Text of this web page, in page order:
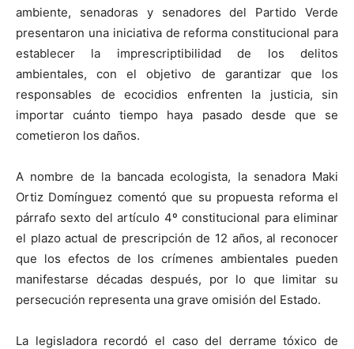
ambiente, senadoras y senadores del Partido Verde
presentaron una iniciativa de reforma constitucional para
establecer la imprescriptibilidad de los delitos
ambientales, con el objetivo de garantizar que los
responsables de ecocidios enfrenten la justicia, sin
importar cuánto tiempo haya pasado desde que se
cometieron los daños.
A nombre de la bancada ecologista, la senadora Maki
Ortiz Domínguez comentó que su propuesta reforma el
párrafo sexto del artículo 4º constitucional para eliminar
el plazo actual de prescripción de 12 años, al reconocer
que los efectos de los crímenes ambientales pueden
manifestarse décadas después, por lo que limitar su
persecución representa una grave omisión del Estado.
La legisladora recordó el caso del derrame tóxico de